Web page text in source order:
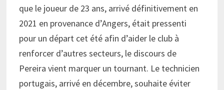
que le joueur de 23 ans, arrivé définitivement en
2021 en provenance d’Angers, était pressenti
pour un départ cet été afin d’aider le club à
renforcer d’autres secteurs, le discours de
Pereira vient marquer un tournant. Le technicien
portugais, arrivé en décembre, souhaite éviter